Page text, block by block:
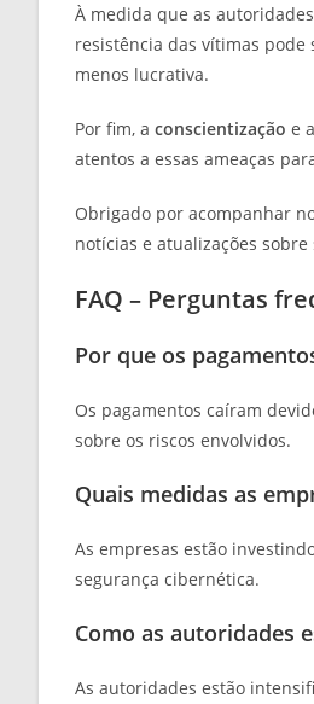
À medida que as
resistência das vítimas
menos lucrativa.
Por fim, a conscientização e a
atentos a essas ameaças
Obrigado por acompanhar
notícias e atualizações
FAQ – Perguntas
Por que os
Os pagamentos caíram
sobre os riscos envolvidos.
Quais medidas as
As empresas estão
segurança cibernética.
Como as autoridades
As autoridades estão